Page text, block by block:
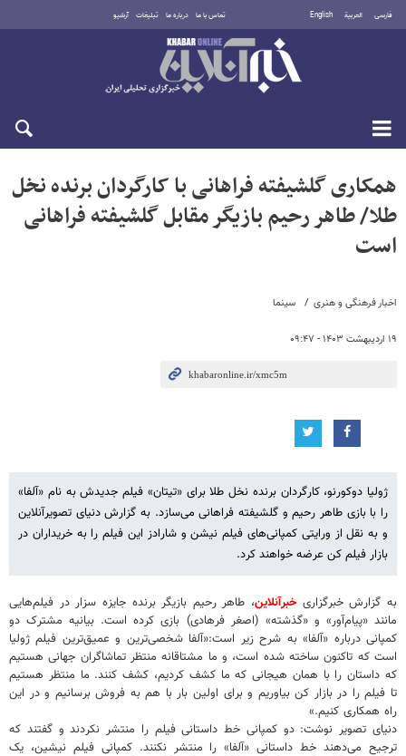
فارسی العربية English تماس با ما درباره ما تبلیغات آرشیو
شنبه ۱۷ مرداد ۱۴۰۵
اخبار فرهنگی و هنری سینما
۱۹ اردیبهشت ۱۴۰۳ - ۰۹:۴۷
همکاری گلشیفته فراهانی با کارگردان برنده نخل
طلا/ طاهر رحیم بازیگر مقابل گلشیفته فراهانی
است
ژولیا دوکورنو، کارگردان برنده نخل طلا برای «تیتان» فیلم جدیدش به نام «آلفا»
را با بازی طاهر رحیم و گلشیفته فراهانی می‌سازد. به گزارش دنیای تصویرآنلاین
و به نقل از ورایتی کمپانی‌های فیلم نیشن و شارادز این فیلم را به خریداران در
بازار فیلم کن عرضه خواهند کرد.
به گزارش خبرگزاریخبرآنلاین، طاهر رحیم بازیگر برنده جایزه سزار در فیلم‌هایی
مانند «پیام‌آور» و «گذشته» (اصغر فرهادی) بازی کرده است. بیانیه مشترک دو
کمپانی درباره «آلفا» به شرح زیر است:«آلفا شخصی‌ترین و عمیق‌ترین فیلم ژولیا
است که تاکنون ساخته شده است، و ما مشتاقانه منتظر تماشاگران جهانی هستیم
که داستان را با همان هیجانی که ما کشف کردیم، کشف کنند. ما منتظر هستیم
تا فیلم را در بازار کن بیاوریم و برای اولین بار با هم به فروش برسانیم و در این
راه همکاری کنیم.»
دنیای تصویر نوشت: دو کمپانی خط داستانی فیلم را منتشر نکردند و گفتند که
ترجیح می‌دهند خط داستانی «آلفا» را منتشر نکنند. کمپانی فیلم نیشین، یک